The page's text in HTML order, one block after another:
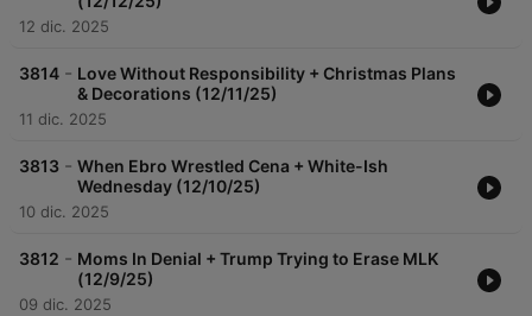
12 dic. 2025
3814 - Love Without Responsibility + Christmas Plans
& Decorations (12/11/25)
11 dic. 2025
3813 - When Ebro Wrestled Cena + White-Ish
Wednesday (12/10/25)
10 dic. 2025
3812 - Moms In Denial + Trump Trying to Erase MLK
(12/9/25)
09 dic. 2025